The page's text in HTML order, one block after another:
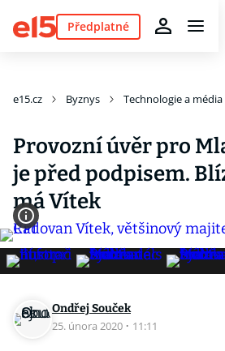
Předplatné
e15.cz Byznys Technologie a média
Provozní úvěr pro
je před podpisem.
má Vítek
Ondřej Souček
25. února 2020 · 11:11